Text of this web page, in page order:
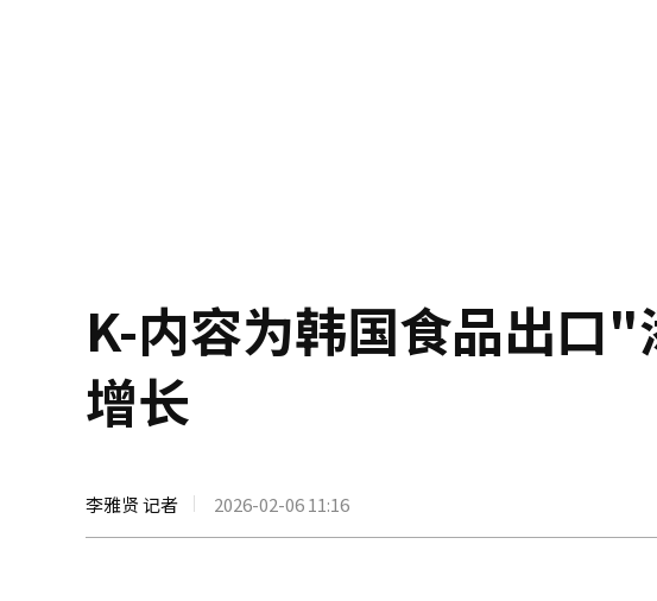
K-内容为韩国食品出口
增长
李雅贤 记者 2026-02-06 11:16